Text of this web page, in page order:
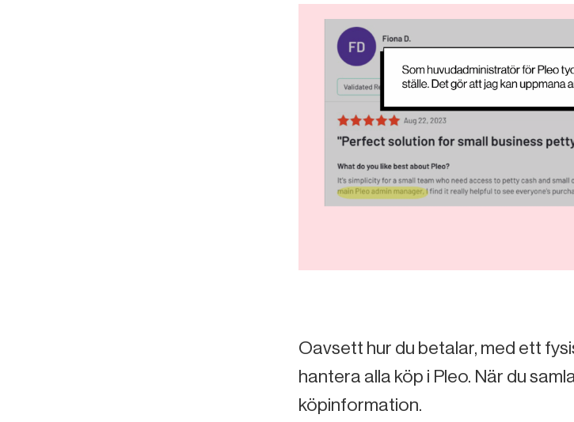
Oavsett hur du betalar, med ett
hantera alla köp i Pleo. När du
köpinformation.